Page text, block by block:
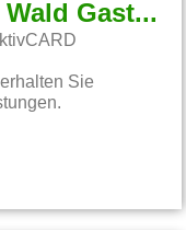
aktivCARD Bayerischer Wald Gastgeber:
Sie